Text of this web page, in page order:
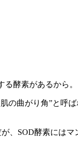
酵素があるから。
の曲がり角”と呼
、SOD酵素には